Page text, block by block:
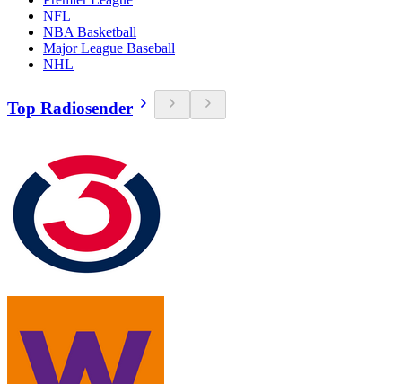
NFL
NBA Basketball
Major League Baseball
NHL
Top Radiosender